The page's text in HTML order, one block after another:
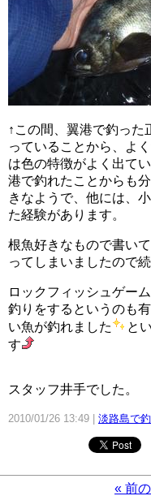
↑この間、翼港で釣った
っていることから、よ
は色の特徴がよく出て
港で釣れたことからも
きなようで、他には、
た経験があります。
根魚好きなもので書い
ってしまいましたので
ロックフィッシュゲー
釣りをするというのも
い魚が釣れました
と
す
スタッフ井手でした。
2010/01/26 13:49 淡路島で
« 前